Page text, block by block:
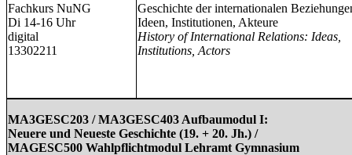
Fachkurs NuNG
Di 14-16 Uhr
digital
13302211
Geschichte der internationalen
Ideen, Institutionen, Akteure
History of International Relations: Ideas,
Institutions, Actors
MA3GESC203 / MA3GESC403 Aufbaumodul I:
Neuere und Neueste Geschichte (19. + 20. Jh.) /
MAGESC500 Wahlpflichtmodul Lehramt Gymnasium